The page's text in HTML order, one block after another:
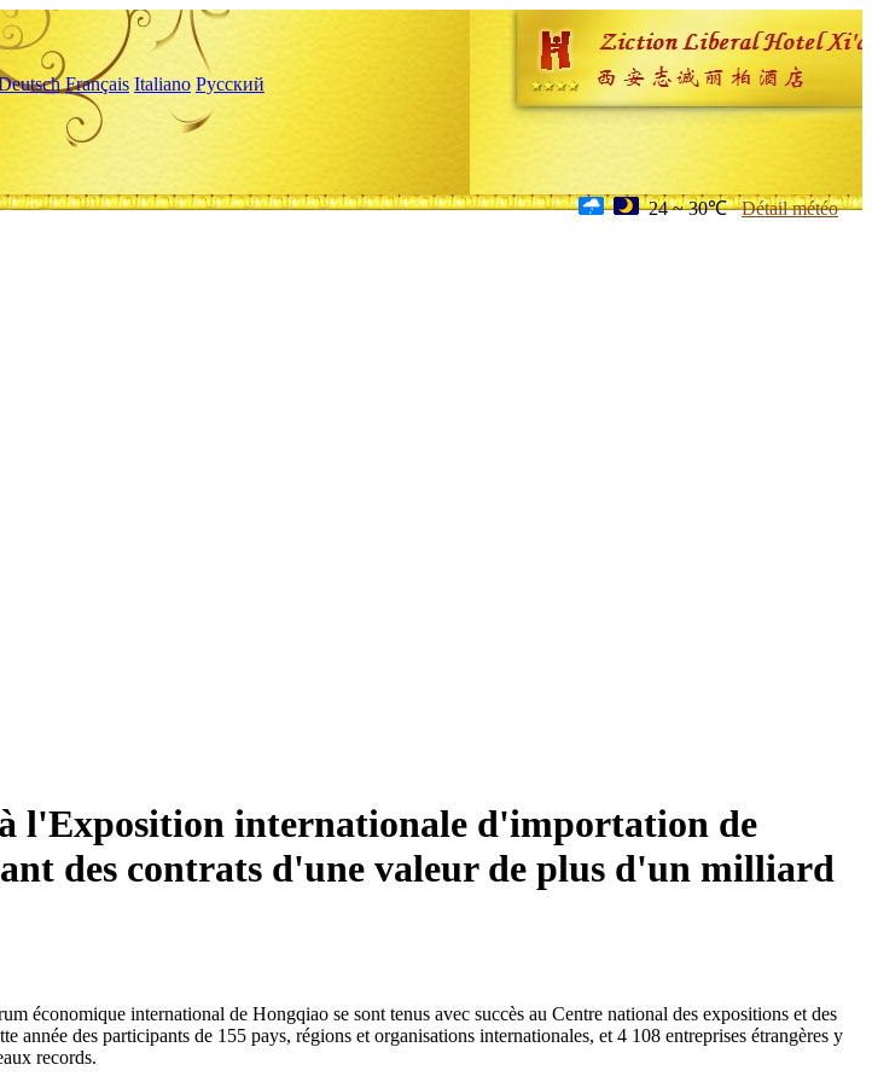
Français Italiano Русский
24 ~ 30℃ Détail météo
l'Exposition internationale d'importation de
des contrats d'une valeur de plus d'un milliard
international de Hongqiao se sont tenus avec succès au Centre national des expositions et des
des participants de 155 pays, régions et organisations internationales, et 4 108 entreprises étrangères y
records.